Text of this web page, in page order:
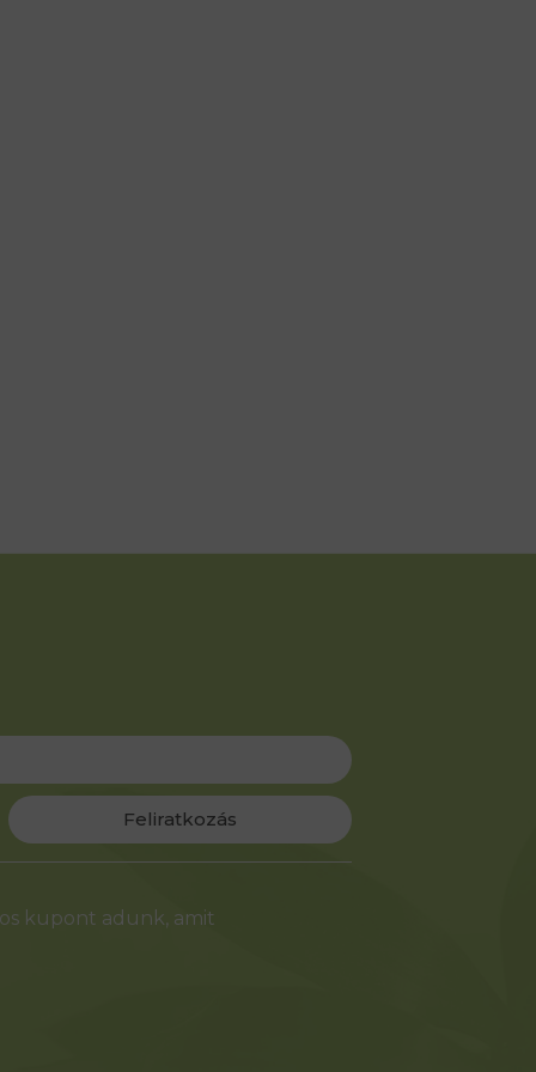
Feliratkozás
kupont adunk, amit